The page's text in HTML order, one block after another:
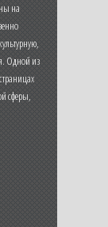
на
Одной из
сферы,